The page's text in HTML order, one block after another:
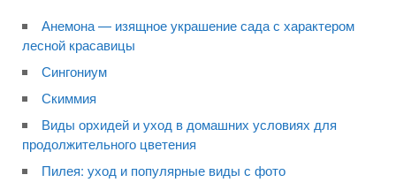
Анемона — изящное украшение сада с характером
лесной красавицы
Сингониум
Скиммия
Виды орхидей и уход в домашних условиях для
продолжительного цветения
Пилея: уход и популярные виды с фото